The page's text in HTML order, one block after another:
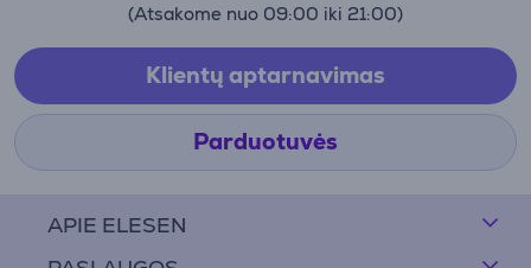
APIE ELESEN
(Atsakome nuo 09:00 iki 21:00)
Klientų aptarnavimas
Parduotuvės